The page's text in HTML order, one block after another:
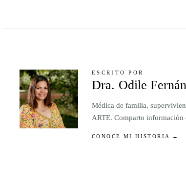
ESCRITO POR
Dra. Odile
Médica de familia,
ARTE. Comparto información
CONOCE MI HISTORIA →